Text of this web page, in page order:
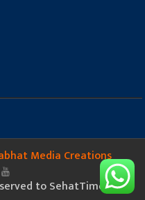
Media Creations
to SehatTimes.Com